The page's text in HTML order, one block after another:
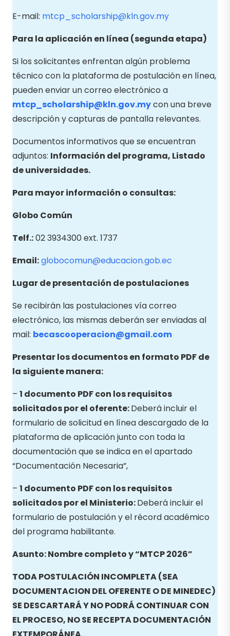
E-mail: mtcp_scholarship@kln.gov.my
Para la aplicación en línea (segunda etapa)
Si los solicitantes enfrentan algún problema
técnico con la plataforma de postulación en línea,
pueden enviar un correo electrónico a
mtcp_scholarship@kln.gov.mycon una breve
descripción y capturas de pantalla relevantes.
Documentos informativos que se encuentran
adjuntos: Información del programa, Listado
de universidades.
Para mayor información o consultas:
Globo Común
Telf.:02 3934300 ext. 1737
Email:globocomun@educacion.gob.ec
Lugar de presentación de postulaciones
Se recibirán las postulaciones vía correo
electrónico, las mismas deberán ser enviadas al
mail: becascooperacion@gmail.com
Presentar los documentos en formato PDF de
la siguiente manera:
– 1 documento PDF con los requisitos
solicitados por el oferente:Deberá incluir el
formulario de solicitud en línea descargado de la
plataforma de aplicación junto con toda la
documentación que se indica en el apartado
“Documentación Necesaria”,
– 1 documento PDF con los requisitos
solicitados por el Ministerio:Deberá incluir el
formulario de postulación y el récord académico
del programa habilitante.
Asunto: Nombre completo y “MTCP 2026”
TODA POSTULACIÓN INCOMPLETA (SEA
DOCUMENTACION DEL OFERENTE O DE MINEDEC)
SE DESCARTARÁ Y NO PODRÁ CONTINUAR CON
EL PROCESO, NO SE RECEPTA DOCUMENTACIÓN